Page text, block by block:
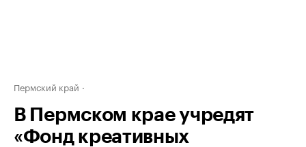
Пермский край
В Пермском крае учредят
«Фонд креативных